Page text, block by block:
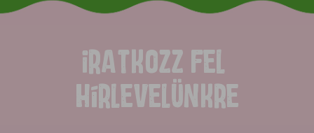
IRATKOZZ FEL
HÍRLEVELÜNKRE